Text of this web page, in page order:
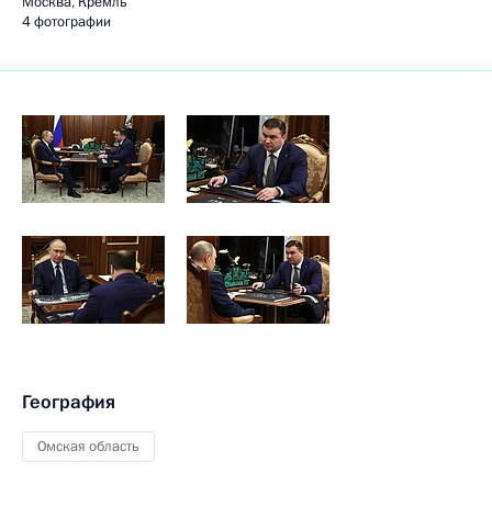
4 фотографии
География
Омская область